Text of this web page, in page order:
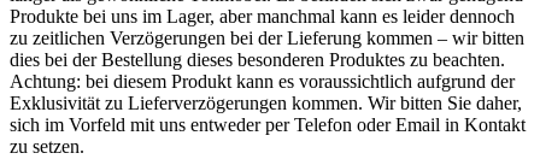
Produkte bei uns im Lager, aber manchmal kann es leider dennoch
zu zeitlichen Verzögerungen bei der Lieferung kommen – wir bitten
dies bei der Bestellung dieses besonderen Produktes zu beachten.
Achtung: bei diesem Produkt kann es voraussichtlich aufgrund der
Exklusivität zu Lieferverzögerungen kommen. Wir bitten Sie daher,
sich im Vorfeld mit uns entweder per Telefon oder Email in Kontakt
zu setzen.